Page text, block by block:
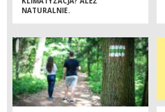
NATURALNIE.